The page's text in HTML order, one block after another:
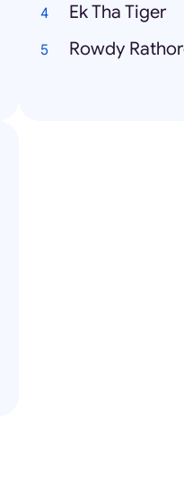
Ek Tha Tiger
Rowdy